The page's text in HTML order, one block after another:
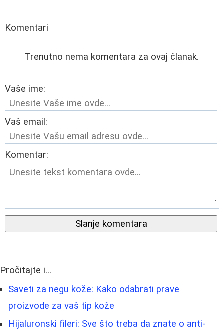
Komentari
Trenutno nema komentara za ovaj članak.
Vaše ime:
Vaš email:
Komentar:
Slanje komentara
Pročitajte i...
Saveti za negu kože: Kako odabrati prave
proizvode za vaš tip kože
Hijaluronski fileri: Sve što treba da znate o anti-